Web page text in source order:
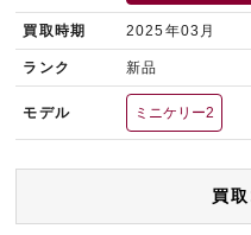
買取時期 2025年03月
ランク 新品
モデル ミニケリー2
買取